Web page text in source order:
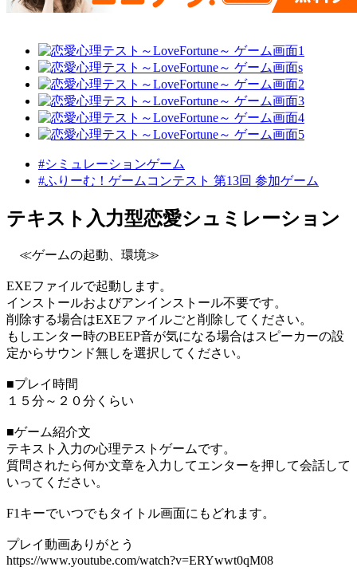
#シミュレーションゲーム
#ふりーむ！ゲームコンテスト 第13回 参加ゲーム
テキスト入力型恋愛シュミレーション
≪ゲームの起動、環境≫
EXEファイルで起動します。
インストールおよびアンインストール不要です。
削除する場合はEXEファイルごと削除してください。
もしエンター時のBEEP音が気になる場合はスピーカーの設
定からサウンド無しを選択してください。
■プレイ時間
１５分～２０分くらい
■ゲーム紹介文
テキスト入力の心理テストゲームです。
質問されたら何か文章を入力してエンターを押して会話して
いってください。
F1キーでいつでもタイトル画面にもどれます。
プレイ動画ありがとう
https://www.youtube.com/watch?v=ERYwwt0qM08